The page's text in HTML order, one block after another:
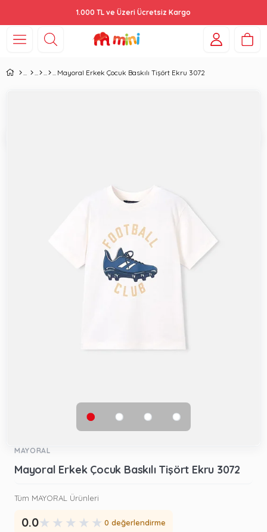
1.000 TL ve Üzeri Ücretsiz Kargo
Mayoral Erkek Çocuk Baskılı Tişört Ekru 3072
MAYORAL
Mayoral Erkek Çocuk Baskılı Tişört Ekru 3072
Tüm MAYORAL Ürünleri
0.0★ ★ ★ ★ ★ 0 değerlendirme